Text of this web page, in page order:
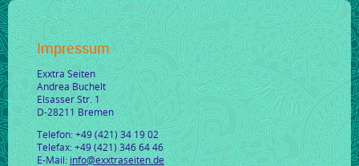
Impressum
Exxtra Seiten
Andrea Buchelt
Elsasser Str. 1
D-28211 Bremen
Telefon: +49 (421) 34 19 02
Telefax: +49 (421) 346 64 46
E-Mail: info@exxtraseiten.de